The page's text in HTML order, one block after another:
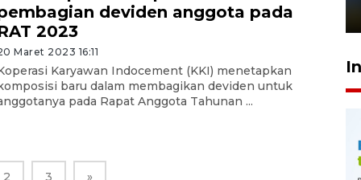
deviden anggota pada
2023
Maret 2023 16:11
Karyawan Indocement (KKI) menetapkan
baru dalam membagikan deviden untuk
pada Rapat Anggota Tahunan ...
2 3 »
1 Juni 2026 05:47